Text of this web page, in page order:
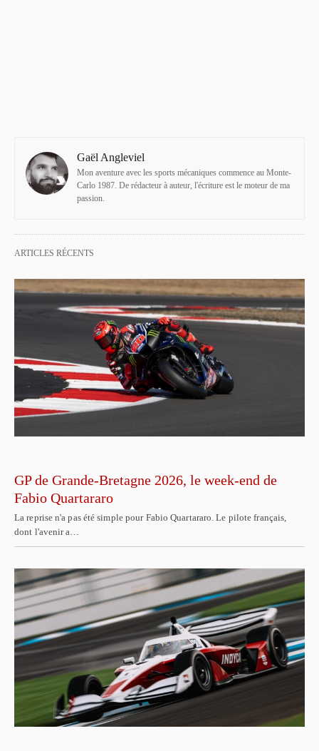
Gaël Angleviel
Mon aventure avec les sports mécaniques commence au Monte-
Carlo 1987. De rédacteur à auteur, l'écriture est le moteur de ma
passion.
ARTICLES RÉCENTS
GP de Grande-Bretagne 2026, le week-end de
Fabio Quartararo
La reprise n'a pas été simple pour Fabio Quartararo. Le pilote français,
dont l'avenir a…